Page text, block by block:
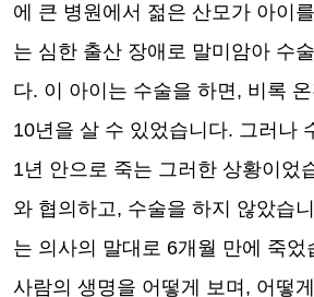
에 큰 병원에서 젊은 산모가 아이
는 심한 출산 장애로 말미암아 수
다. 이 아이는 수술을 하면, 비록
10년을 살 수 있었습니다. 그러나
1년 안으로 죽는 그러한 상황이었
와 협의하고, 수술을 하지 않았습
는 의사의 말대로 6개월 만에 죽었
사람의 생명을 어떻게 보며, 어떻